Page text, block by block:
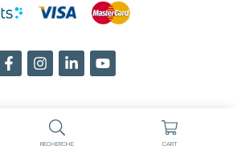
RECHERCHE CART